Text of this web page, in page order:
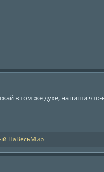
в том же духе, напиши
НаВесьМир